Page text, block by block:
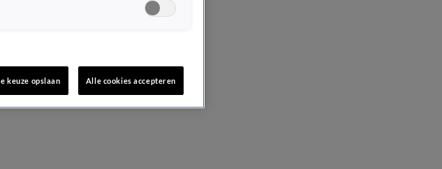
keuze opslaan Alle cookies accepteren